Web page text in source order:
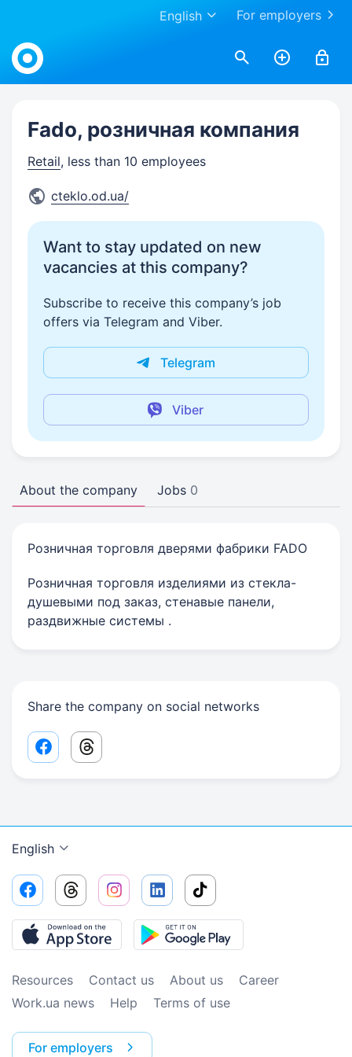
For employers
English
Work.ua
Fado, розничная компания
Retail, less than 10 employees
cteklo.od.ua/
Want to stay updated on new
vacancies at this company?
Subscribe to receive this company’s job
offers via Telegram and Viber.
Telegram
Viber
About the company Jobs 0
Розничная торговля дверями фабрики FADO
Розничная торговля изделиями из стекла-
душевыми под заказ, стенавые панели,
раздвижные системы .
Share the company on social networks
Facebook share link
Threads share link
English
Resources Contact us About us
Сareer
Work.ua news
Help Terms of use
For employers